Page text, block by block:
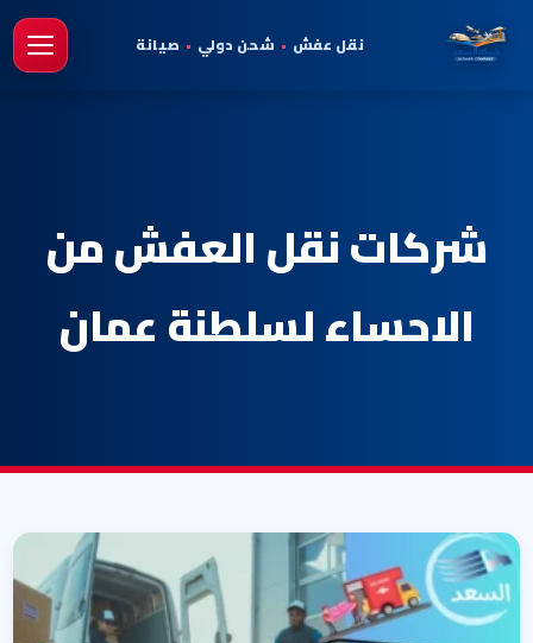
نقل عفش • شحن دولي • صيانة
شركات نقل العفش من
الاحساء لسلطنة عمان